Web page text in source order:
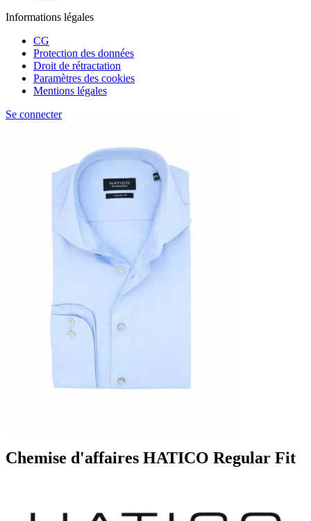
Informations légales
CG
Protection des données
Droit de rétractation
Paramètres des cookies
Mentions légales
Se connecter
Chemise d'affaires HATICO Regular Fit